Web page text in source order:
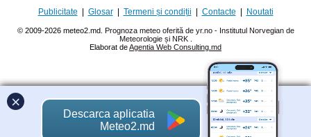
Publicitate Glosar| Termeni și condiții Contacte Noutati
© 2009-2026 meteo2.md. Prognoza meteo oferită de yr.no - Institutul Norvegian de
Meteorologie și NRK
Elaborat deAgentia Web Consulting.md
×
Descarca aplicatia
Meteo2.md